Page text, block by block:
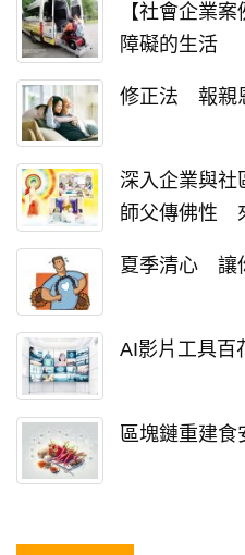
【社會企業
障礙的生活
修正法 報親
深入企業與
師父傳佛性
夏季清心 讓
AI影片工具
區塊鏈重建食